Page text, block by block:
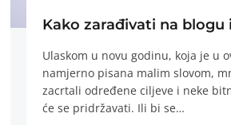
Kako zarađivati na blogu
Ulaskom u novu godinu, koja je u
namjerno pisana malim slovom,
zacrtali određene ciljeve i neke
će se pridržavati. Ili bi se…